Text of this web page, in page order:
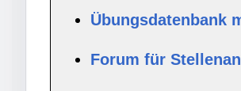
Übungsdatenbank
Forum für